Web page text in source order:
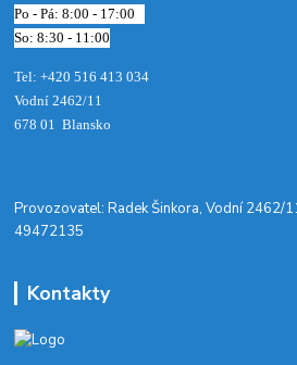
Po - Pá: 8:00 - 17:00
So: 8:30 - 11:00
Tel: +420 516 413 034‬
Vodní 2462/11
678 01 Blansko
​Provozovatel: Radek Šinkora, Vodní 2462/
49472135
Kontakty